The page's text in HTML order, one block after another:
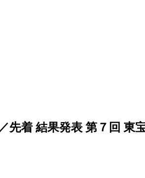
着 結果発表 第７回 東宝